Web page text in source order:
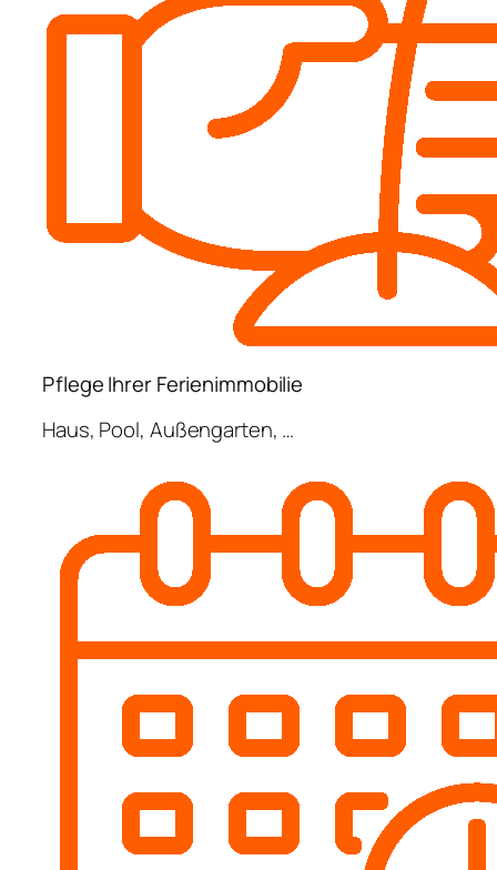
Pflege Ihrer Ferienimmobilie
Haus, Pool, Außengarten, …